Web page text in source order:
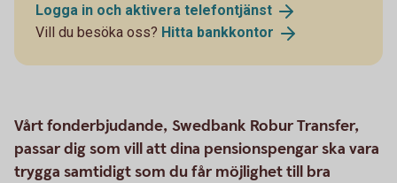
Logga in och aktivera telefontjänst
Vill du besöka oss? Hitta bankkontor
Vårt fonderbjudande, Swedbank Robur Transfer,
passar dig som vill att dina pensionspengar ska vara
trygga samtidigt som du får möjlighet till bra